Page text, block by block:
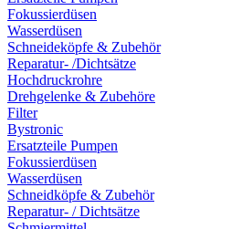
Fokussierdüsen
Wasserdüsen
Schneideköpfe & Zubehör
Reparatur- /Dichtsätze
Hochdruckrohre
Drehgelenke & Zubehöre
Filter
Bystronic
Ersatzteile Pumpen
Fokussierdüsen
Wasserdüsen
Schneidköpfe & Zubehör
Reparatur- / Dichtsätze